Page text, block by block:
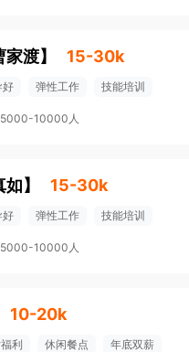
家渡】 15-30k
好 弹性工作 技能培训
5000-10000人
如】 15-30k
好 弹性工作 技能培训
5000-10000人
10-20k
利 休闲餐点 年底双薪